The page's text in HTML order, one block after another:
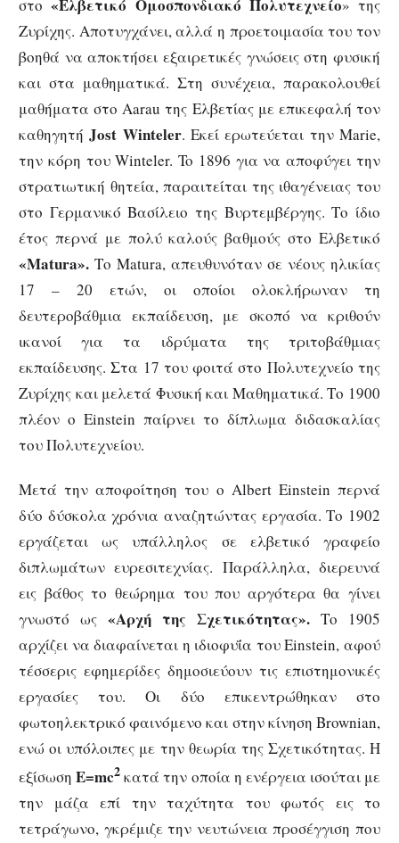
στο«Ελβετικό Ομοσπονδιακό Πολυτεχνείο» της
Ζυρίχης. Αποτυγχάνει, αλλά η προετοιμασία του τον
βοηθά να αποκτήσει εξαιρετικές γνώσεις στη φυσική
και στα μαθηματικά. Στη συνέχεια, παρακολουθεί
μαθήματα στο Aarau της Ελβετίας με επικεφαλή τον
καθηγητήJost Winteler. Εκεί ερωτεύεται την Marie,
την κόρη του Winteler. To 1896 για να αποφύγει την
στρατιωτική θητεία, παραιτείται της ιθαγένειας του
στο Γερμανικό Βασίλειο της Βυρτεμβέργης. Το ίδιο
έτος περνά με πολύ καλούς βαθμούς στο Ελβετικό
«Matura». Το Matura, απευθυνόταν σε νέους ηλικίας
17 – 20 ετών, οι οποίοι ολοκλήρωναν τη
δευτεροβάθμια εκπαίδευση, με σκοπό να κριθούν
ικανοί για τα ιδρύματα της τριτοβάθμιας
εκπαίδευσης. Στα 17 του φοιτά στο Πολυτεχνείο της
Ζυρίχης και μελετά Φυσική και Μαθηματικά. Το 1900
πλέον ο Einstein παίρνει το δίπλωμα διδασκαλίας
του Πολυτεχνείου.
Μετά την αποφοίτηση του ο Albert Einstein περνά
δύο δύσκολα χρόνια αναζητώντας εργασία. Το 1902
εργάζεται ως υπάλληλος σε ελβετικό γραφείο
διπλωμάτων ευρεσιτεχνίας. Παράλληλα, διερευνά
εις βάθος το θεώρημα του που αργότερα θα γίνει
γνωστό ως «Αρχή της Σχετικότητας». Το 1905
αρχίζει να διαφαίνεται η ιδιοφυΐα του Einstein, αφού
τέσσερις εφημερίδες δημοσιεύουν τις επιστημονικές
εργασίες του. Οι δύο επικεντρώθηκαν στο
φωτοηλεκτρικό φαινόμενο και στην κίνηση Brownian,
ενώ οι υπόλοιπες με την θεωρία της Σχετικότητας. Η
εξίσωσηE=mc2κατά την οποία η ενέργεια ισούται με
την μάζα επί την ταχύτητα του φωτός εις το
τετράγωνο, γκρέμιζε την νευτώνεια προσέγγιση που